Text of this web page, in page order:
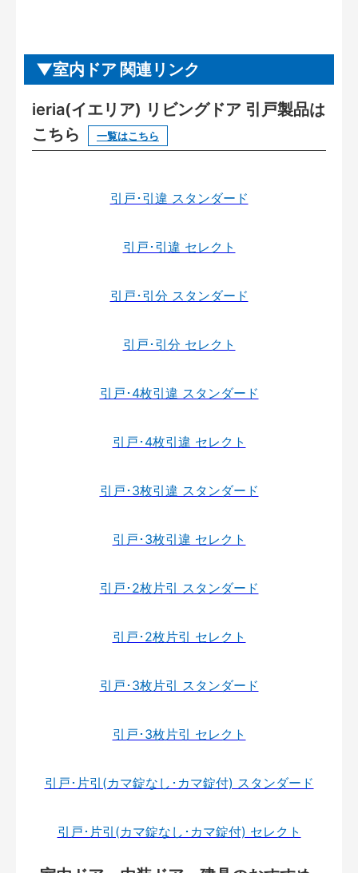
室内ドア 関連リンク
ieria(イエリア) リビングドア 引戸製品は
こちら
一覧はこちら
引戸･引違 スタンダード
引戸･引違 セレクト
引戸･引分 スタンダード
引戸･引分 セレクト
引戸･4枚引違 スタンダード
引戸･4枚引違 セレクト
引戸･3枚引違 スタンダード
引戸･3枚引違 セレクト
引戸･2枚片引 スタンダード
引戸･2枚片引 セレクト
引戸･3枚片引 スタンダード
引戸･3枚片引 セレクト
引戸･片引(カマ錠なし･カマ錠付) スタンダード
引戸･片引(カマ錠なし･カマ錠付) セレクト